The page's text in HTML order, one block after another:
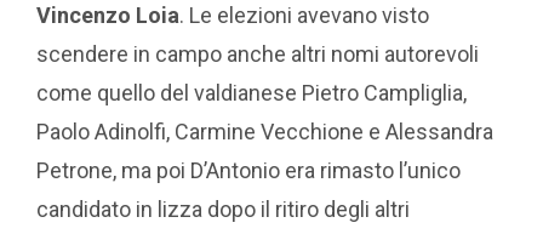
Vincenzo Loia. Le elezioni avevano visto
scendere in campo anche altri nomi autorevoli
come quello del valdianese Pietro Campliglia,
Paolo Adinolfi, Carmine Vecchione e Alessandra
Petrone, ma poi D’Antonio era rimasto l’unico
candidato in lizza dopo il ritiro degli altri